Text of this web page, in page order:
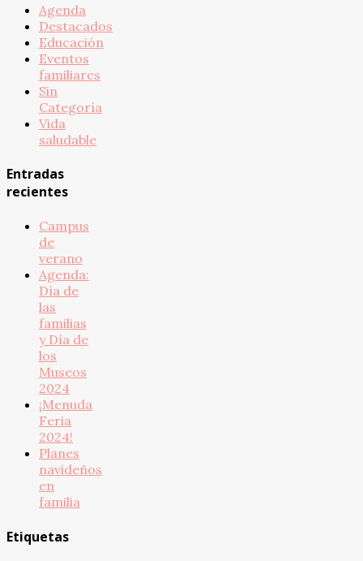
Agenda
Destacados
Educación
Eventos
familiares
Sin
Categoría
Vida
saludable
Entradas
recientes
Campus
de
verano
Agenda:
Día de
las
familias
y Día de
los
Museos
2024
¡Menuda
Feria
2024!
Planes
navideños
en
familia
Etiquetas